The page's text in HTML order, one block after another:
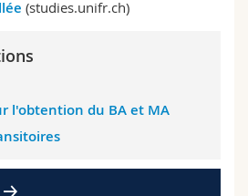
(studies.unifr.ch)
l'obtention du BA et MA